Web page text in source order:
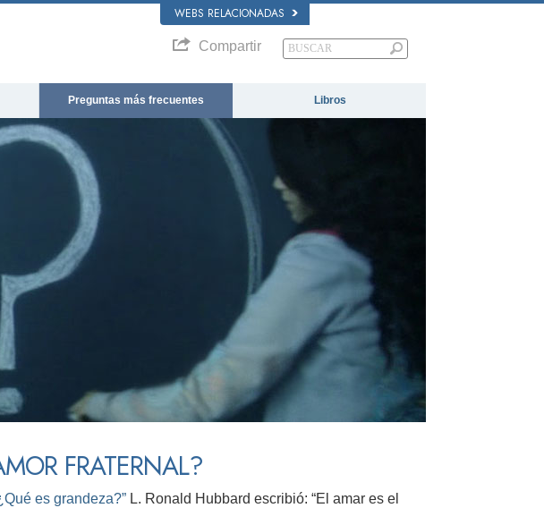
WEBS RELACIONADAS
Compartir
Preguntas más frecuentes Libros
FRATERNAL?
es grandeza?” L. Ronald Hubbard escribió: “El amar es el